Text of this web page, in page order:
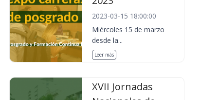
2023-03-15 18:00:00
Miércoles 15 de marzo
desde la...
Leer más
XVII Jornadas